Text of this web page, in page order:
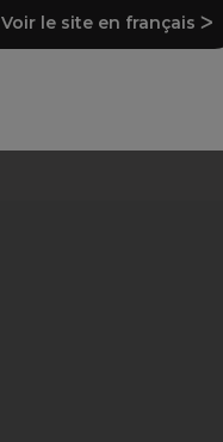
Voir le site en français ᐳ